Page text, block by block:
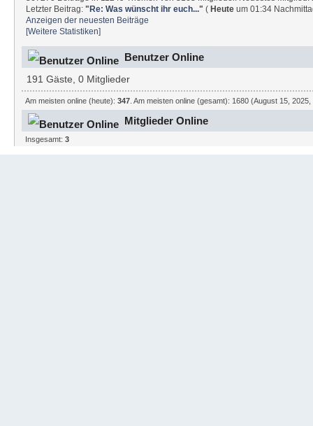
Letzter Beitrag:" Re: Was wünscht ihr euch..." ( Heute um 01:34
Anzeigen der neuesten Beiträge
[Weitere Statistiken]
Benutzer Online
191 Gäste, 0 Mitglieder
Am meisten online (heute):347 . Am meisten online (gesamt): 1680 (August 15,
Mitglieder Online
Insgesamt:3